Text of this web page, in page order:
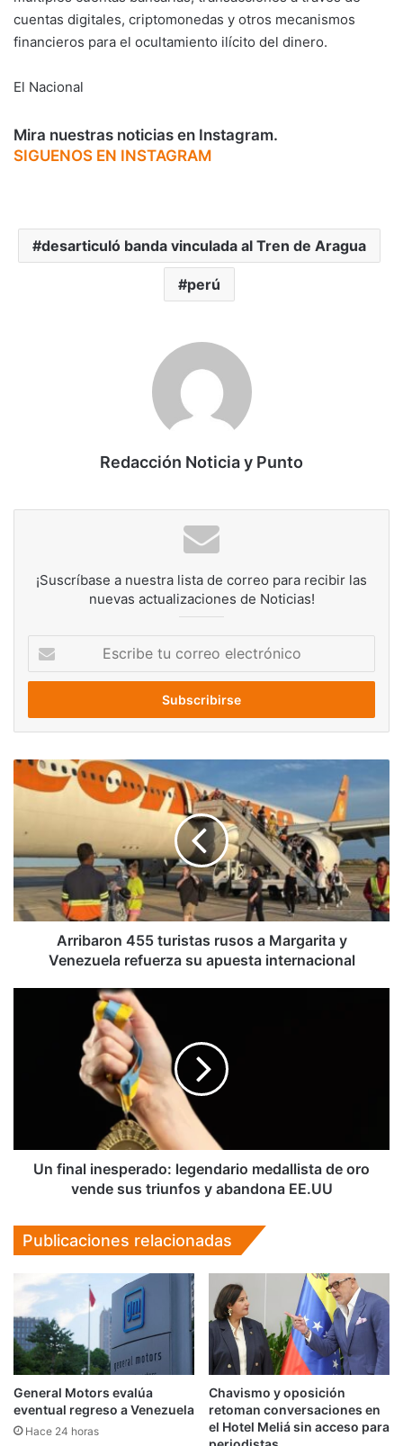
cuentas digitales, criptomonedas y otros mecanismos
financieros para el ocultamiento ilícito del dinero.
El Nacional
Mira nuestras noticias en Instagram.
SIGUENOS EN INSTAGRAM
desarticuló banda vinculada al Tren de Aragua
perú
Redacción Noticia y Punto
¡Suscríbase a nuestra lista de correo para recibir las
nuevas actualizaciones de Noticias!
correo
Arribaron
455
a
Margarita
y
Venezuela
refuerza
apuesta
Arribaron 455 turistas rusos a Margarita y
Venezuela refuerza su apuesta internacional
sus
triunfos
EE.UU
Un final inesperado: legendario medallista de oro
vende sus triunfos y abandona EE.UU
Publicaciones relacionadas
General Motors evalúa
eventual regreso a Venezuela
Hace 24 horas
Chavismo y oposición
retoman conversaciones en
el Hotel Meliá sin acceso para